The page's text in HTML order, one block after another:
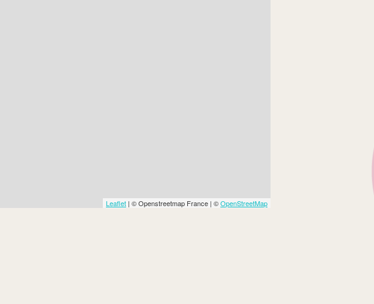
Leaflet | © Openstreetmap France | ©OpenStreetMap